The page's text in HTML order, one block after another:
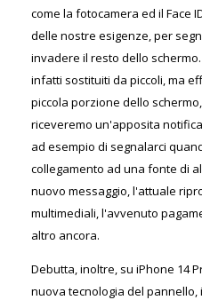
come la fotocamera ed il Face
delle nostre esigenze, per
invadere il resto dello
infatti sostituiti da piccoli, ma
piccola porzione dello
riceveremo un'apposita
ad esempio di segnalarci
collegamento ad una fonte di
nuovo messaggio, l'attuale
multimediali, l'avvenuto
altro ancora.
Debutta, inoltre, su iPhone 14
nuova tecnologia del pannello,